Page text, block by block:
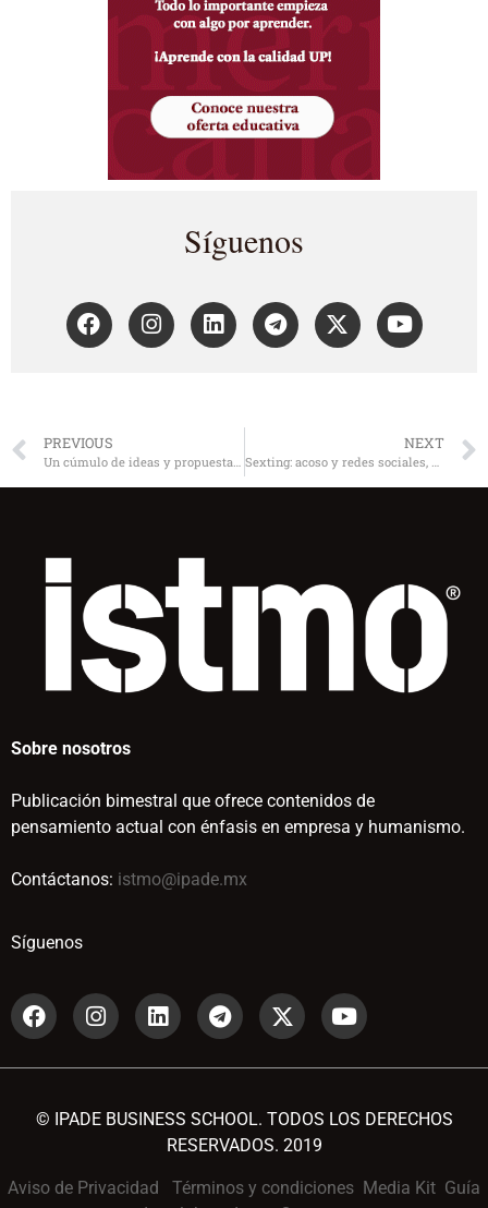
Síguenos
PREVIOUS NEXT
Sobre nosotros
Publicación bimestral que ofrece contenidos de
pensamiento actual con énfasis en empresa y humanismo.
Contáctanos: istmo@ipade.mx
Síguenos
© IPADE BUSINESS SCHOOL. TODOS LOS DERECHOS
RESERVADOS. 2019
Aviso de Privacidad Términos y condiciones Media Kit Guía